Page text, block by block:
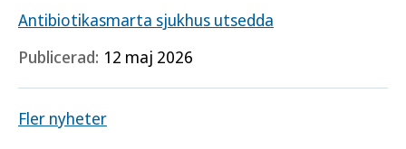
Antibiotikasmarta sjukhus utsedda
Publicerad: 12 maj 2026
Fler nyheter